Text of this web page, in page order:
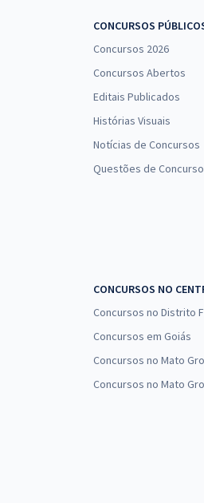
CONCURSOS
Concursos 2026
Concursos Abertos
Editais Publicados
Histórias Visuais
Notícias de Concursos
Questões de Concurso
CONCURSOS NO
Concursos no Distrito
Concursos em Goiás
Concursos no Mato
Concursos no Mato